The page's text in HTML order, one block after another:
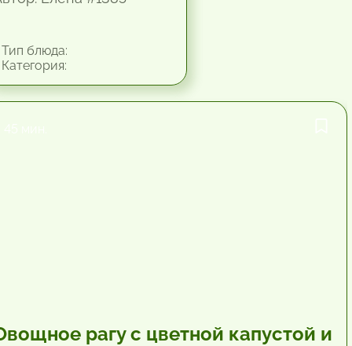
блюда:
рагу с цветной капустой и